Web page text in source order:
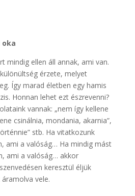
oka
mindig ellen áll annak, ami van.
érzete, melyet
Így marad életben egy hamis
Honnan lehet ezt észrevenni?
vannak: „nem így kellene
csinálnia, mondania, akarnia”,
stb. Ha vitatkozunk
ami a valóság… Ha mindig mást
ami a valóság… akkor
keresztül éljük
vele.